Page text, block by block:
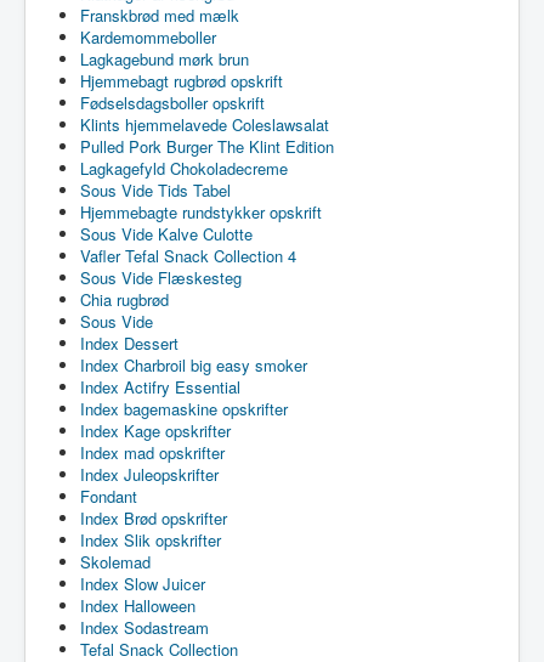
Franskbrød med mælk
Kardemommeboller
Lagkagebund mørk brun
Hjemmebagt rugbrød opskrift
Fødselsdagsboller opskrift
Klints hjemmelavede Coleslawsalat
Pulled Pork Burger The Klint Edition
Lagkagefyld Chokoladecreme
Sous Vide Tids Tabel
Hjemmebagte rundstykker opskrift
Sous Vide Kalve Culotte
Vafler Tefal Snack Collection 4
Sous Vide Flæskesteg
Chia rugbrød
Sous Vide
Index Dessert
Index Charbroil big easy smoker
Index Actifry Essential
Index bagemaskine opskrifter
Index Kage opskrifter
Index mad opskrifter
Index Juleopskrifter
Fondant
Index Brød opskrifter
Index Slik opskrifter
Skolemad
Index Slow Juicer
Index Halloween
Index Sodastream
Tefal Snack Collection